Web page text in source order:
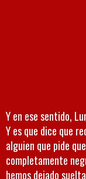
Y en ese sentido,
Y es que dice que
alguien que pide
completamente
hemos dejado